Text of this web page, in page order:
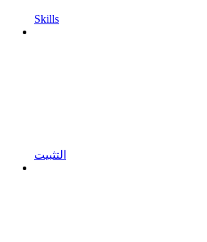
Skills
التثبيت